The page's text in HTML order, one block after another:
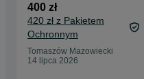
400 zł
420 zł z Pakietem
Ochronnym
Tomaszów Mazowiecki
14 lipca 2026